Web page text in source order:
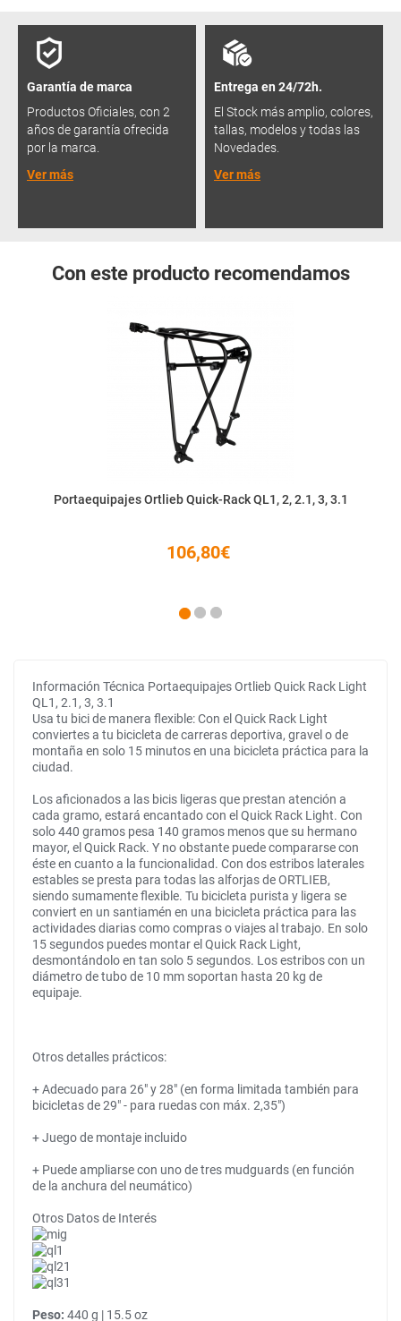
Garantía de marca
Productos Oficiales, con 2
años de garantía ofrecida
por la marca.
Ver más
Entrega en 24/72h.
El Stock más amplio, colores,
tallas, modelos y todas las
Novedades.
Ver más
Con este producto recomendamos
Portaequipajes Ortlieb Quick-Rack QL1, 2, 2.1, 3, 3.1
106,80€
Información Técnica Portaequipajes Ortlieb Quick Rack Light
QL1, 2.1, 3, 3.1
Usa tu bici de manera flexible: Con el Quick Rack Light
conviertes a tu bicicleta de carreras deportiva, gravel o de
montaña en solo 15 minutos en una bicicleta práctica para la
ciudad.
Los aficionados a las bicis ligeras que prestan atención a
cada gramo, estará encantado con el Quick Rack Light. Con
solo 440 gramos pesa 140 gramos menos que su hermano
mayor, el Quick Rack. Y no obstante puede compararse con
éste en cuanto a la funcionalidad. Con dos estribos laterales
estables se presta para todas las alforjas de ORTLIEB,
siendo sumamente flexible. Tu bicicleta purista y ligera se
conviert en un santiamén en una bicicleta práctica para las
actividades diarias como compras o viajes al trabajo. En solo
15 segundos puedes montar el Quick Rack Light,
desmontándolo en tan solo 5 segundos. Los estribos con un
diámetro de tubo de 10 mm soportan hasta 20 kg de
equipaje.
Otros detalles prácticos:
+ Adecuado para 26" y 28" (en forma limitada también para
bicicletas de 29" - para ruedas con máx. 2,35")
+ Juego de montaje incluido
+ Puede ampliarse con uno de tres mudguards (en función
de la anchura del neumático)
Otros Datos de Interés
Peso: 440 g | 15.5 oz